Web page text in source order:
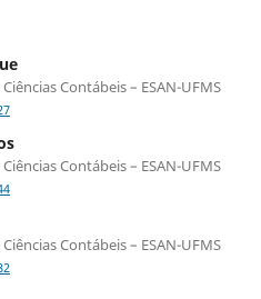
Contábeis – ESAN-UFMS
Contábeis – ESAN-UFMS
Contábeis – ESAN-UFMS